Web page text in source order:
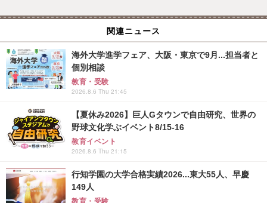
関連ニュース
海外大学進学フェア、大阪・東京で9月...担当者と
個別相談
教育・受験
2026.8.6 Thu 21:45
【夏休み2026】巨人Gタウンで自由研究、世界の
野球文化学ぶイベント8/15-16
教育イベント
2026.8.6 Thu 21:15
行知学園の大学合格実績2026...東大55人、早慶
149人